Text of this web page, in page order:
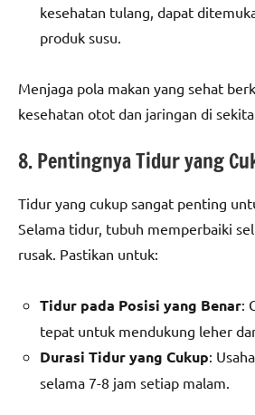
kesehatan tulang, dapat
produk susu.
Menjaga pola makan yang sehat
kesehatan otot dan jaringan di
8. Pentingnya Tidur yang
Tidur yang cukup sangat penting
Selama tidur, tubuh memperbaiki
rusak. Pastikan untuk:
Tidur pada Posisi yang Benar:
tepat untuk mendukung leher
Durasi Tidur yang Cukup:
selama 7-8 jam setiap malam.